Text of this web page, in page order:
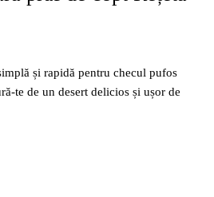
și rapidă pentru checul pufos
te de un desert delicios și ușor de